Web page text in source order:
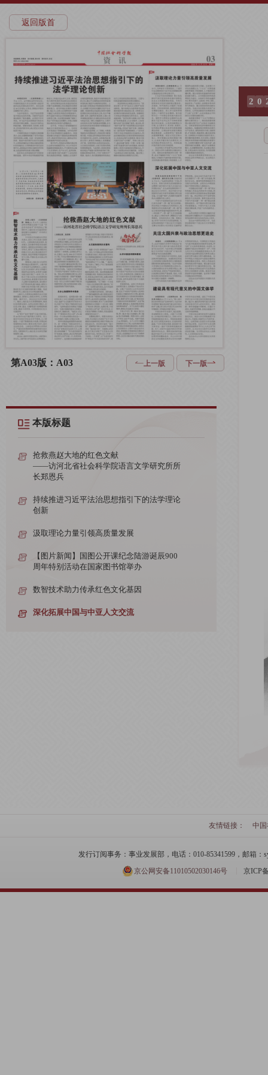
返回版首
第A03版：A03 上一版 下一版
本版标题
抢救燕赵大地的红色文献
——访河北省社会科学院语言文学研究所所
长郑恩兵
持续推进习近平法治思想指引下的法学理论
创新
汲取理论力量引领高质量发展
【图片新闻】国图公开课纪念陆游诞辰900
周年特别活动在国家图书馆举办
数智技术助力传承红色文化基因
深化拓展中国与中亚人文交流
2 0
友情链接： 中
发行订阅事务：事业发展部，电话：010-85341599，邮箱：
京公网安备11010502030146号
京ICP